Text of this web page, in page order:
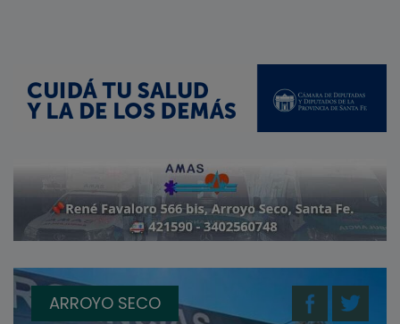
ARROYO SECO